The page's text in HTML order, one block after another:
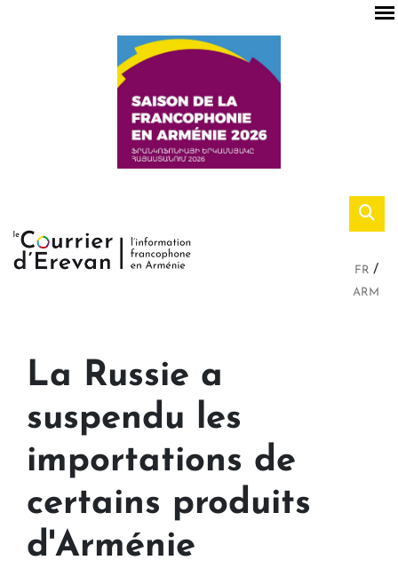
FR
ARM
La Russie a
suspendu les
importations de
certains produits
d'Arménie